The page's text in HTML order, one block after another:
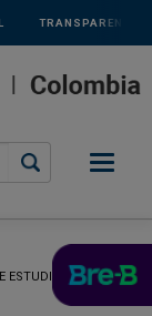
TRANSPARENCIA
ESTUDIOS EN